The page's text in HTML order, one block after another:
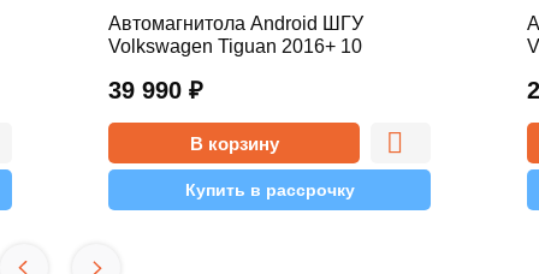
39 990 ₽
Автомагнитола Android ШГУ
Volkswagen Tiguan 2016+ 10
В корзину
Купить в рассрочку